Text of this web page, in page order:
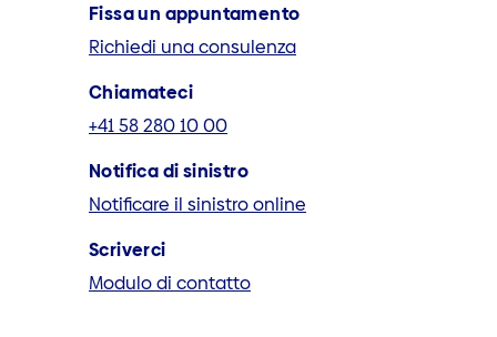
Fissa un appuntamento
Richiedi una consulenza
Chiamateci
+41 58 280 10 00
Notifica di sinistro
Notificare il sinistro online
Scriverci
Modulo di contatto